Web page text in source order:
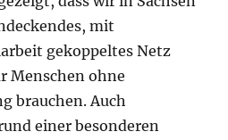
mit
gekoppeltes Netz
Menschen ohne
brauchen. Auch
einer besonderen